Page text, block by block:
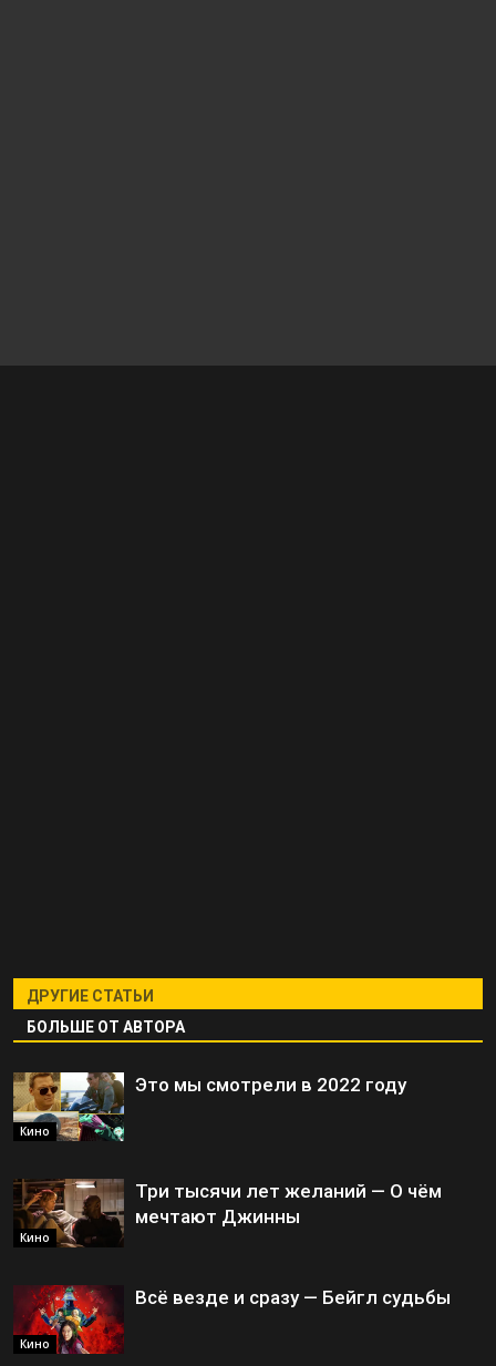
ДРУГИЕ СТАТЬИ
БОЛЬШЕ ОТ АВТОРА
Кино
Это мы смотрели в 2022 году
Кино
Три тысячи лет желаний — О чём
мечтают Джинны
Кино
Всё везде и сразу — Бейгл судьбы